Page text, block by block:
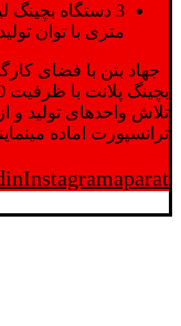
متری با توان تولید 150 متر مکعب در ساعت)
جهاد بتن با فضای
تلاش واحدهای تولید و
ترانسپورت اماده
Instagramaparat